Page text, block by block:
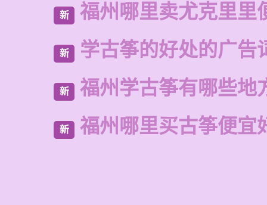
新 福州哪里卖尤克里里
新 学古筝的好处的广告
新 福州学古筝有哪些地
新 福州哪里买古筝便宜